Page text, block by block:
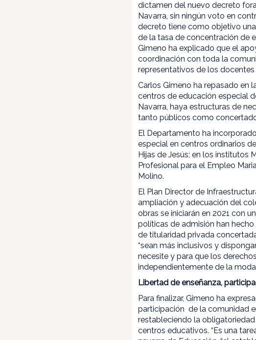
dictamen del nuevo decreto
Navarra, sin ningún voto en
decreto tiene como objetivo
de la tasa de concentración de
Gimeno ha explicado que el
coordinación con toda la
representativos de los
Carlos Gimeno ha repasado en
centros de educación especial
Navarra, haya estructuras de
tanto públicos como
El Departamento ha
especial en centros ordinarios
Hijas de Jesús; en los institutos
Profesional para el Empleo
Molino.
El Plan Director de
ampliación y adecuación del
obras se iniciarán en 2021 con
políticas de admisión han
de titularidad privada
“sean más inclusivos y
necesite y para que los
independientemente de la
Libertad de enseñanza,
Para finalizar, Gimeno ha
participación de la comunidad
restableciendo la
centros educativos. “Es una